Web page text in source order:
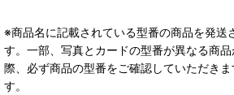
※商品名に記載されている型番の商品を発送
す。一部、写真とカードの型番が異なる商
際、必ず商品の型番をご確認していただき
す。